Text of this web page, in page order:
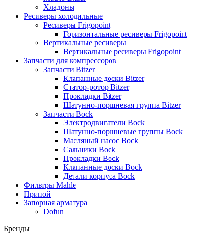
Хладоны
Ресиверы холодильные
Ресиверы Frigopoint
Горизонтальные ресиверы Frigopoint
Вертикальные ресиверы
Вертикальные ресиверы Frigopoint
Запчасти для компрессоров
Запчасти Bitzer
Клапанные доски Bitzer
Статор-ротор Bitzer
Прокладки Bitzer
Шатунно-поршневая группа Bitzer
Запчасти Bock
Электродвигатели Bock
Шатунно-поршневые группы Bock
Масляный насос Bock
Сальники Bock
Прокладки Bock
Клапанные доски Bock
Детали корпуса Bock
Фильтры Mahle
Припой
Запорная арматура
Dofun
Бренды